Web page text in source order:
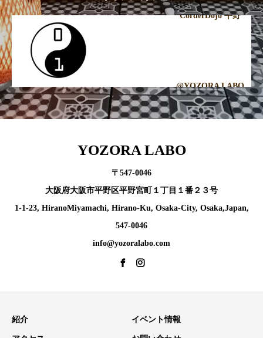
CorderDojo 平野
@YOZORA LABO
YOZORA LABO
〒547-0046
大阪府大阪市平野区平野宮町１丁目１番２３号
1-1-23, HiranoMiyamachi, Hirano-Ku, Osaka-City, Osaka,Japan,
547-0046
info@yozoralabo.com
紹介 イベント情報